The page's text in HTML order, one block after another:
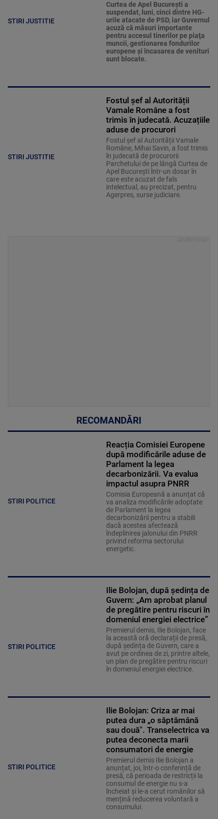
STIRI JUSTITIE
Curtea de Apel Bucureşti a
suspendat, luni, cinci dintre HG-
urile atacate de PSD, iar Guvernul
acuză că măsuri importante
pentru accesul tinerilor pe piaţa
muncii, gestionarea fondurilor
europene şi încasarea de venituri
sunt blocate.
STIRI JUSTITIE
Fostul șef al Autorității
Vamale Române a fost
trimis în judecată. Acuzațiile
aduse de procurori
Fostul șef al Autorității Vamale
Române, Mihai Savin, a fost trimis
în judecată de procurorii
Parchetului de pe lângă Curtea de
Apel București într-un dosar în
care este acuzat de fals
intelectual, au precizat, pentru
Agerpres, surse judiciare.
RECOMANDĂRI
STIRI POLITICE
Reacția Comisiei Europene
după modificările aduse de
Parlament la legea
decarbonizării. Va evalua
impactul asupra PNRR
Comisia Europeană a anunțat că
va analiza modificările adoptate
de Parlament la legea
decarbonizării pentru a stabili
dacă acestea afectează
îndeplinirea jalonului din PNRR
privind reforma sectorului
energetic.
STIRI POLITICE
Ilie Bolojan, după ședința de
Guvern: „Am aprobat planul
de pregătire pentru riscuri în
domeniul energiei electrice”
Premierul demis, Ilie Bolojan, face
la această oră declarații de presă,
după ședința de Guvern, care a
avut pe ordinea de zi, printre altele,
un plan de pregătire pentru riscuri
în domeniul energiei electrice.
STIRI POLITICE
Ilie Bolojan: Criza ar mai
putea dura „o săptămână
sau două". Transelectrica va
putea deconecta marii
consumatori de energie
Premierul demis Ilie Bolojan a
anunțat, joi, într-o conferință de
presă, că perioada de restricții la
consumul de energie nu s-a
încheiat și le-a cerut românilor să
mențină reducerea voluntară a
consumului.